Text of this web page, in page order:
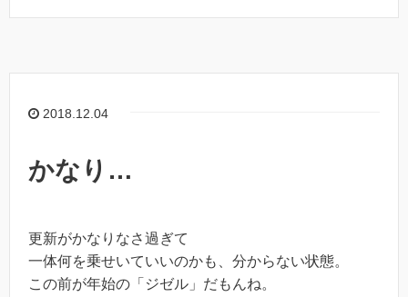
2018.12.04
かなり…
更新がかなりなさ過ぎて
一体何を乗せいていいのかも、分からない状態。
この前が年始の「ジゼル」だもんね。